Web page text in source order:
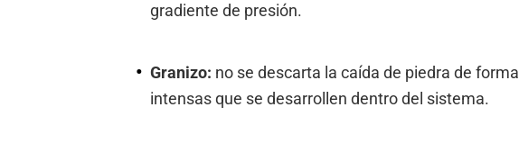
gradiente de presión.
Granizo: no se descarta la caída de piedra de
intensas que se desarrollen dentro del sistema.